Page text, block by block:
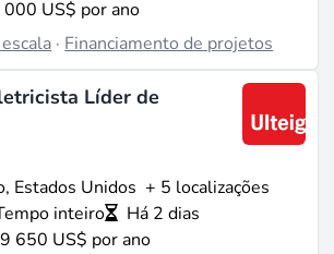
US$ por ano
· Financiamento de projetos
Líder de
Estados Unidos + 5 localizações
inteiro
Há 2 dias
650 US$ por ano